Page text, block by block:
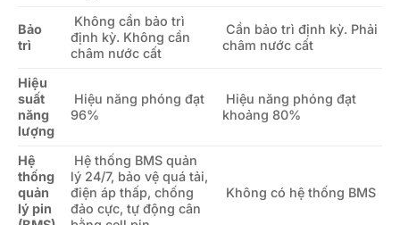
Bảo
trì
Không cần bảo trì
định kỳ. Không cần
châm nước cất
Cần bảo trì định kỳ. Phải
châm nước cất
Hiệu
suất
năng
lượng
Hiệu năng phóng đạt
96%
Hiệu năng phóng đạt
khoảng 80%
Hệ
thống
quản
lý pin
Hệ thống BMS quản
lý 24/7, bảo vệ quá tải,
điện áp thấp, chống
đảo cực, tự động cân
Không có hệ thống BMS